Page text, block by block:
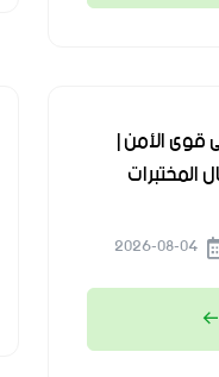
الأمن |